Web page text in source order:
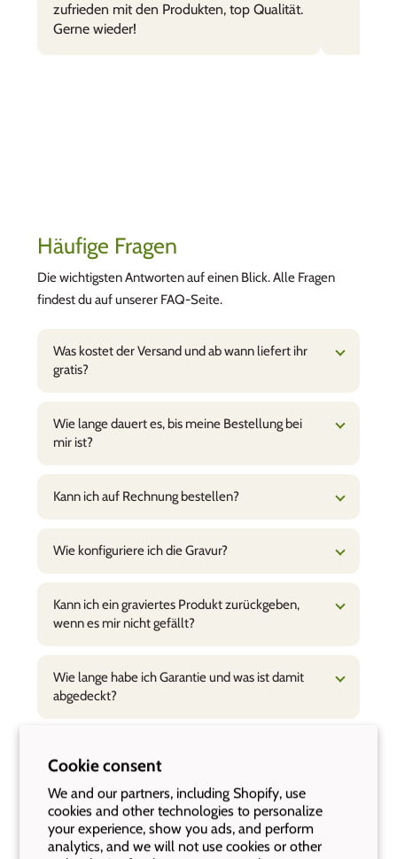
Cookie consent
We and our partners, including Shopify, use
cookies and other technologies to personalize
your experience, show you ads, and perform
analytics, and we will not use cookies or other
zufrieden mit den Produkten, top Qualität.
Gerne wieder!
Häufige Fragen
Die wichtigsten Antworten auf einen Blick. Alle Fragen
findest du auf unserer FAQ-Seite.
Was kostet der Versand und ab wann liefert ihr
gratis?
Wie lange dauert es, bis meine Bestellung bei
mir ist?
Kann ich auf Rechnung bestellen?
Wie konfiguriere ich die Gravur?
Kann ich ein graviertes Produkt zurückgeben,
wenn es mir nicht gefällt?
Wie lange habe ich Garantie und was ist damit
abgedeckt?